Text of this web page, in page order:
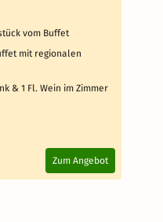
vom Buffet
mit regionalen
& 1 Fl. Wein im Zimmer
Zum Angebot